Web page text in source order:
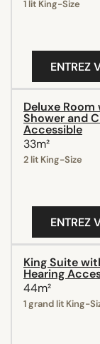
1 lit King-Size
ENTREZ
Deluxe Room
Shower and
Accessible
33m²
2 lit King-Size
ENTREZ
King Suite
Hearing
44m²
1 grand lit King-